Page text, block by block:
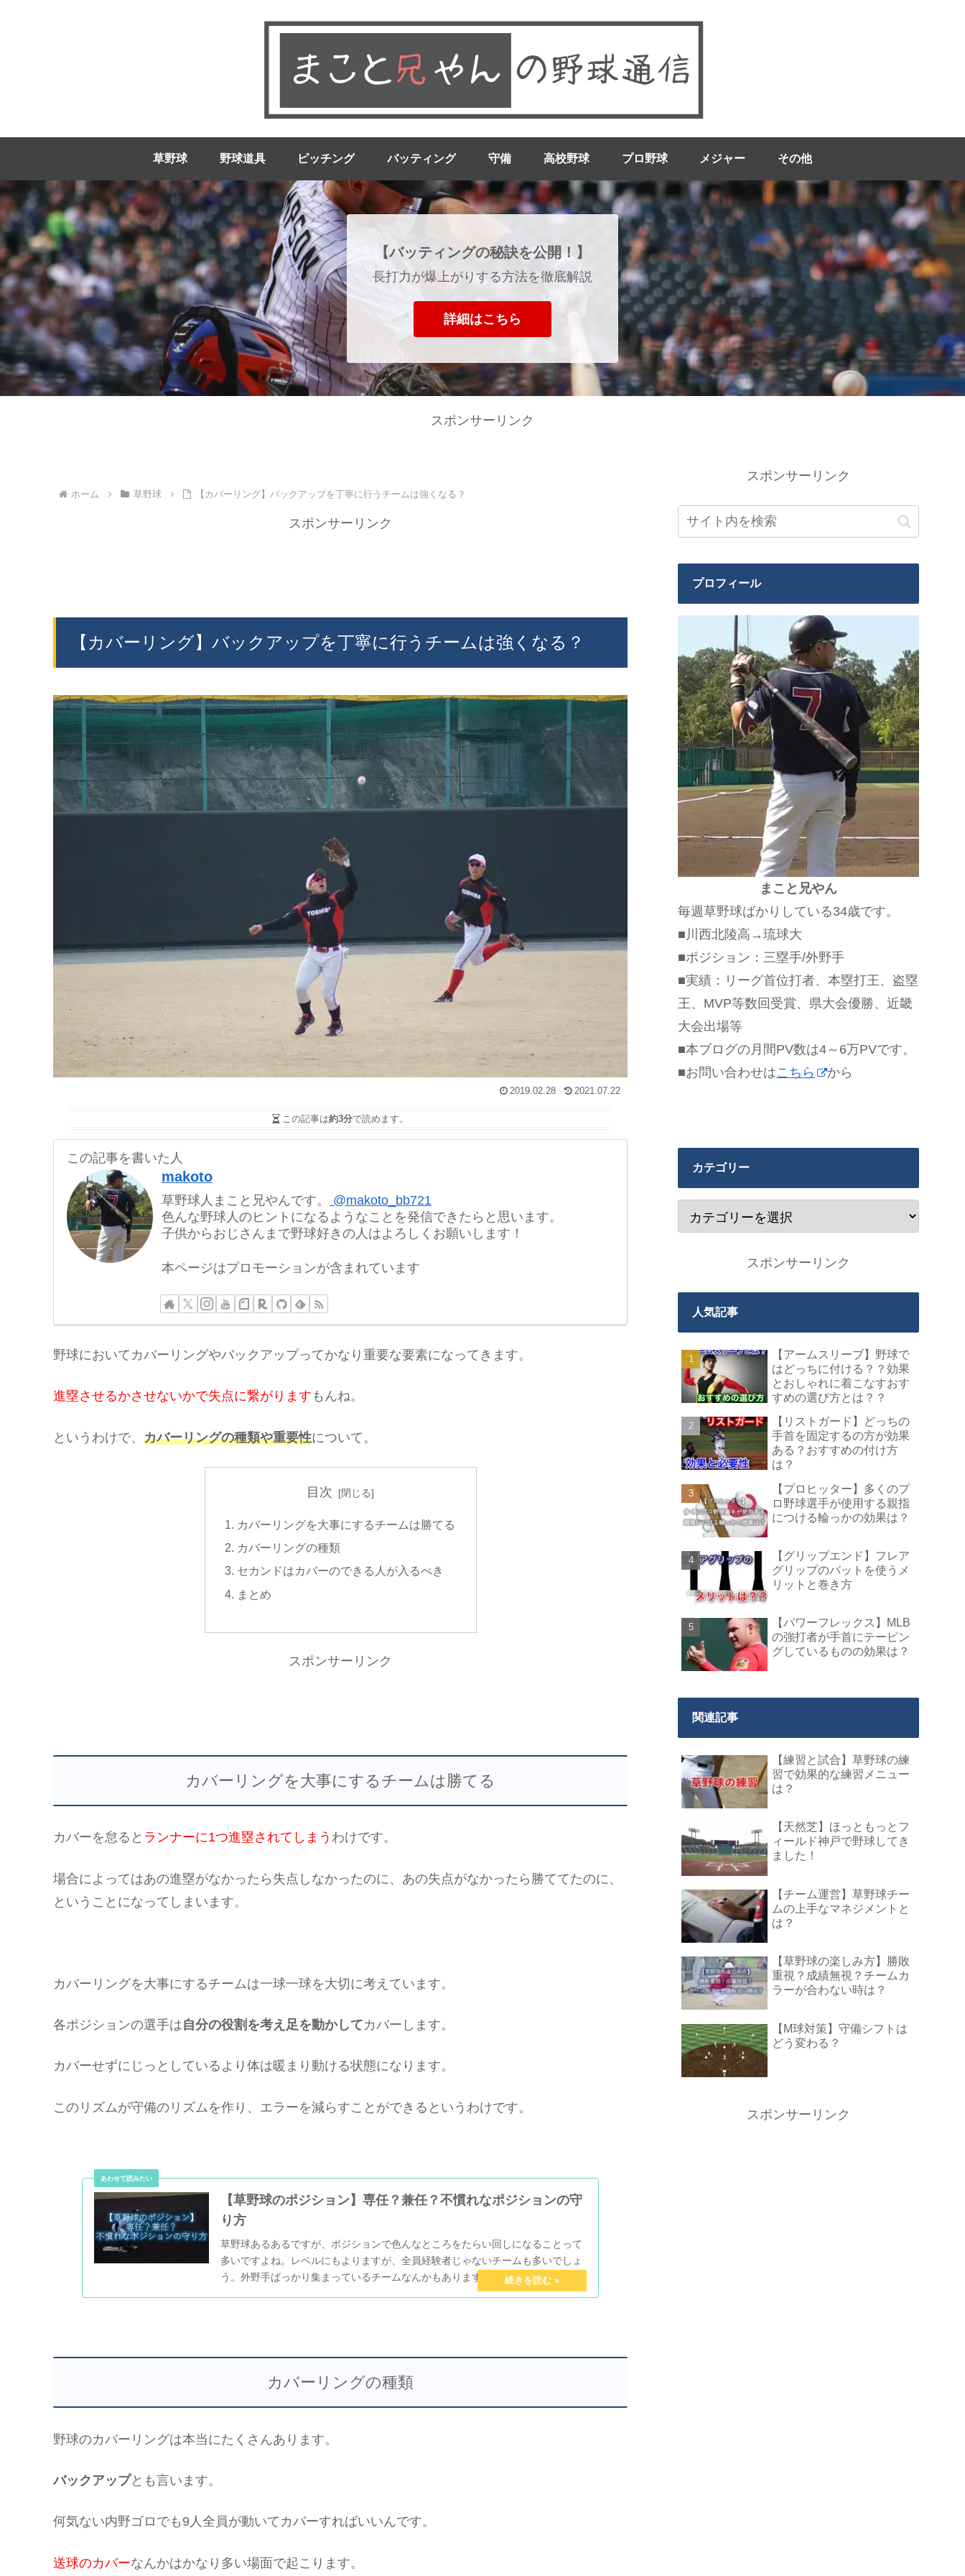
草野球 野球道具 ピッチング バッティング 守備 高校野球 プロ野球 メジャー その他
【バッティングの秘訣を公開！】
長打力が爆上がりする方法を徹底解説
詳細はこちら
スポンサーリンク
ホーム 草野球 【カバーリング】バックアップを丁寧に行うチームは強くなる？
スポンサーリンク
【カバーリング】バックアップを丁寧に行うチームは強くなる？
2019.02.28 2021.07.22
この記事は約3分で読めます。
この記事を書いた人
makoto
草野球人まこと兄やんです。
@makoto_bb721
色んな野球人のヒントになるようなことを発信できたらと思います。
子供からおじさんまで野球好きの人はよろしくお願いします！
本ページはプロモーションが含まれています
野球においてカバーリングやバックアップってかなり重要な要素になってきます。
進塁させるかさせないかで失点に繋がります もんね。
というわけで、 カバーリングの種類や重要性について。
目次
カバーリングを大事にするチームは勝てる
カバーリングの種類
セカンドはカバーのできる人が入るべき
まとめ
スポンサーリンク
カバーリングを大事にするチームは勝てる
カバーを怠ると ランナーに1つ進塁されてしまう わけです。
場合によってはあの進塁がなかったら失点しなかったのに、あの失点がなかったら勝ててたのに、
ということになってしまいます。
カバーリングを大事にするチームは一球一球を大切に考えています。
各ポジションの選手は自分の役割を考え足を動かしてカバーします。
カバーせずにじっとしているより体は暖まり動ける状態になります。
このリズムが守備のリズムを作り、エラーを減らすことができるというわけです。
【草野球のポジション】専任？兼任？不慣れなポジションの守
り方
草野球あるあるですが、ポジションで色んなところをたらい回しになることって
多いですよね。レベルにもよりますが、全員経験者じゃないチームも多いでしょ
う。外野手ばっかり集まっているチームなんかもありますよね。こういったチー
カバーリングの種類
野球のカバーリングは本当にたくさんあります。
バックアップとも言います。
何気ない内野ゴロでも9人全員が動いてカバーすればいいんです。
送球のカバーなんかはかなり多い場面で起こります。
スポンサーリンク
プロフィール
まこと兄やん
毎週草野球ばかりしている34歳です。
■川西北陵高→琉球大
■ポジション：三塁手/外野手
■実績：リーグ首位打者、本塁打王、盗塁
王、MVP等数回受賞、県大会優勝、近畿
大会出場等
■本ブログの月間PV数は4～6万PVです。
■お問い合わせはこちら から
カテゴリー
スポンサーリンク
人気記事
【アームスリーブ】野球で
はどっちに付ける？？効果
とおしゃれに着こなすおす
すめの選び方とは？？
【リストガード】どっちの
手首を固定するの方が効果
ある？おすすめの付け方
は？
【プロヒッター】多くのプ
ロ野球選手が使用する親指
につける輪っかの効果は？
【グリップエンド】フレア
グリップのバットを使うメ
リットと巻き方
【パワーフレックス】MLB
の強打者が手首にテーピン
グしているものの効果は？
関連記事
【練習と試合】草野球の練
習で効果的な練習メニュー
は？
【天然芝】ほっともっとフ
ィールド神戸で野球してき
ました！
【チーム運営】草野球チー
ムの上手なマネジメントと
は？
【草野球の楽しみ方】勝敗
重視？成績無視？チームカ
ラーが合わない時は？
【M球対策】守備シフトは
どう変わる？
スポンサーリンク